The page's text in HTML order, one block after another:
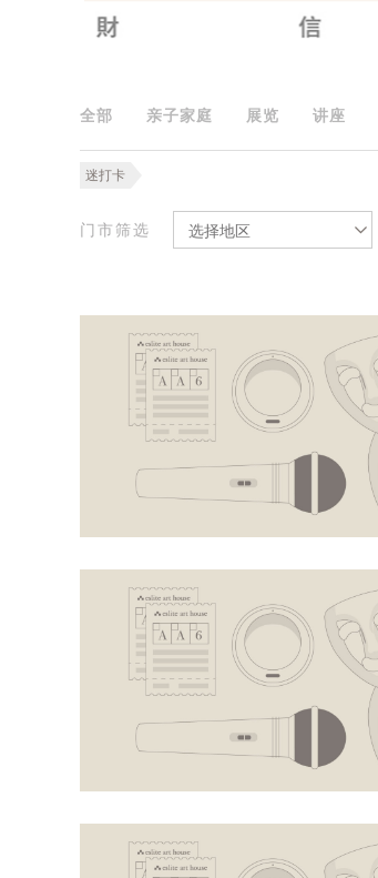
全部 亲子家庭 展览 讲座
迷打卡
门市筛选 选择地区